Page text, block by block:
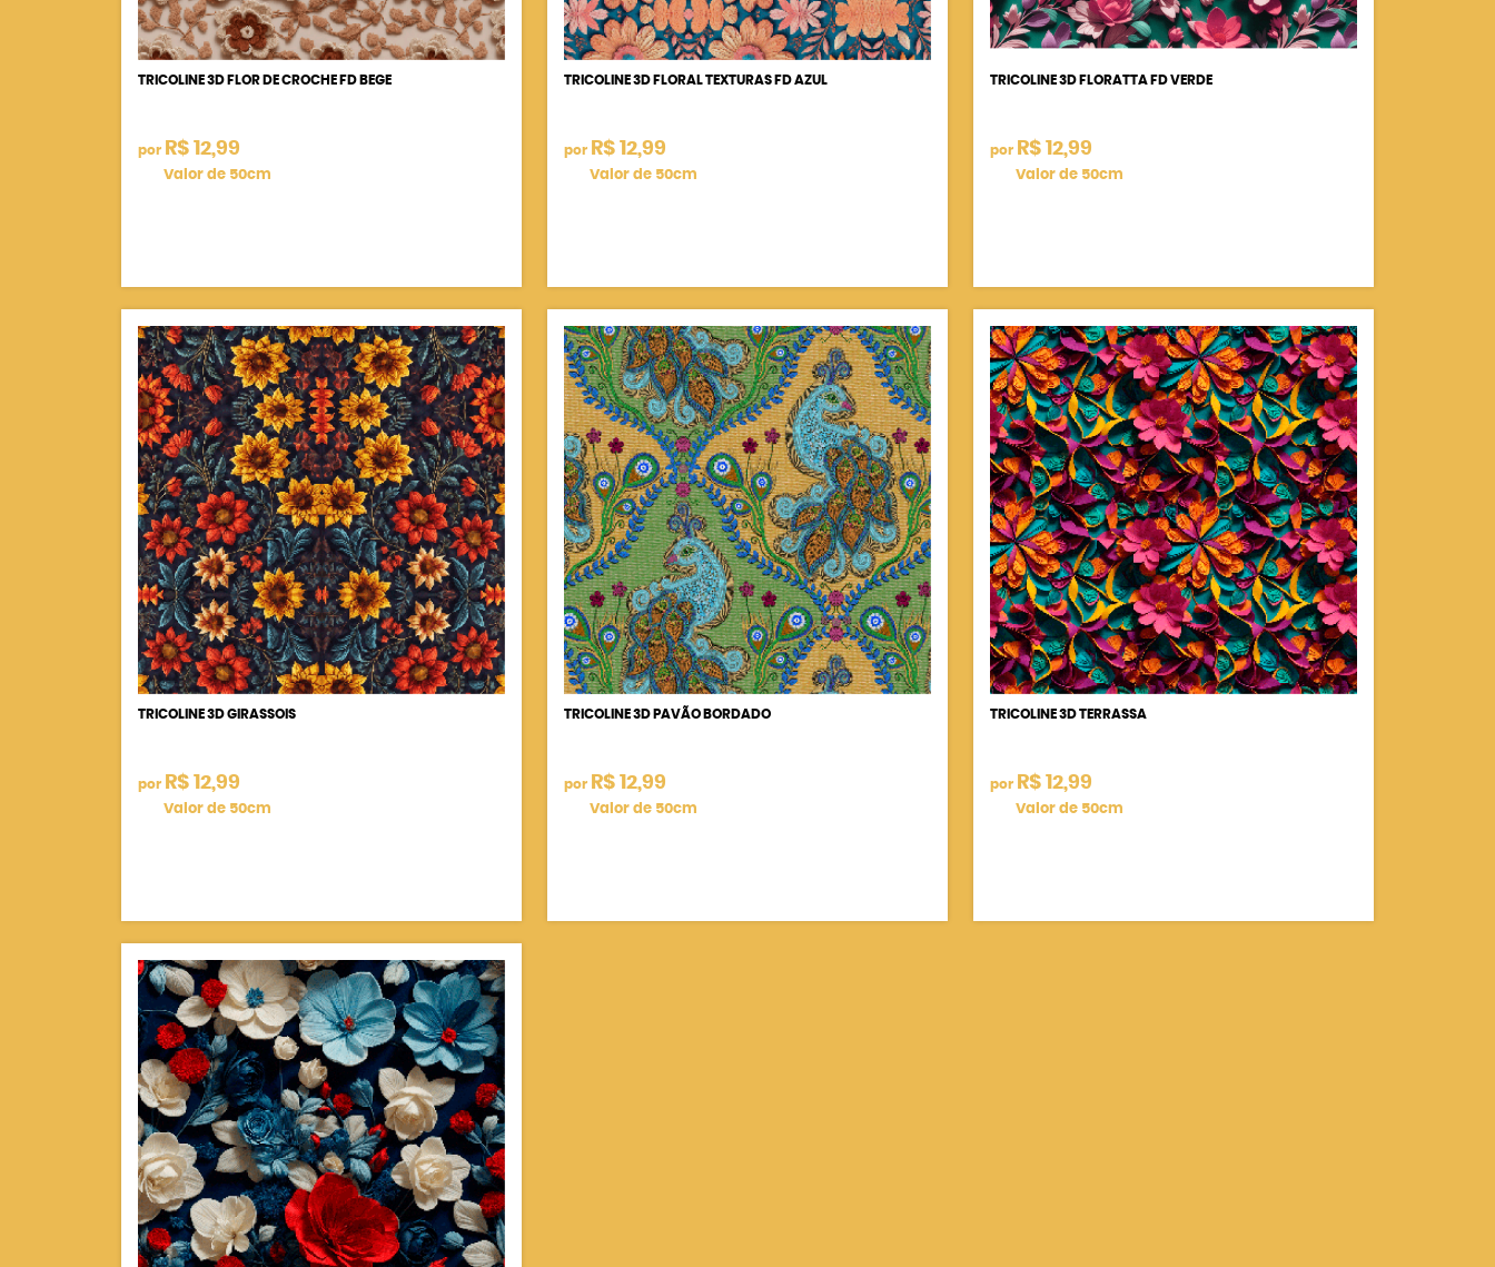
TRICOLINE 3D FLOR DE CROCHE FD BEGE
por R$ 12,99
Valor de 50cm
TRICOLINE 3D FLORAL TEXTURAS FD AZUL
por R$ 12,99
Valor de 50cm
TRICOLINE 3D FLORATTA FD VERDE
por R$ 12,99
Valor de 50cm
TRICOLINE 3D GIRASSOIS
por R$ 12,99
Valor de 50cm
TRICOLINE 3D PAVÃO BORDADO
por R$ 12,99
Valor de 50cm
TRICOLINE 3D TERRASSA
por R$ 12,99
Valor de 50cm